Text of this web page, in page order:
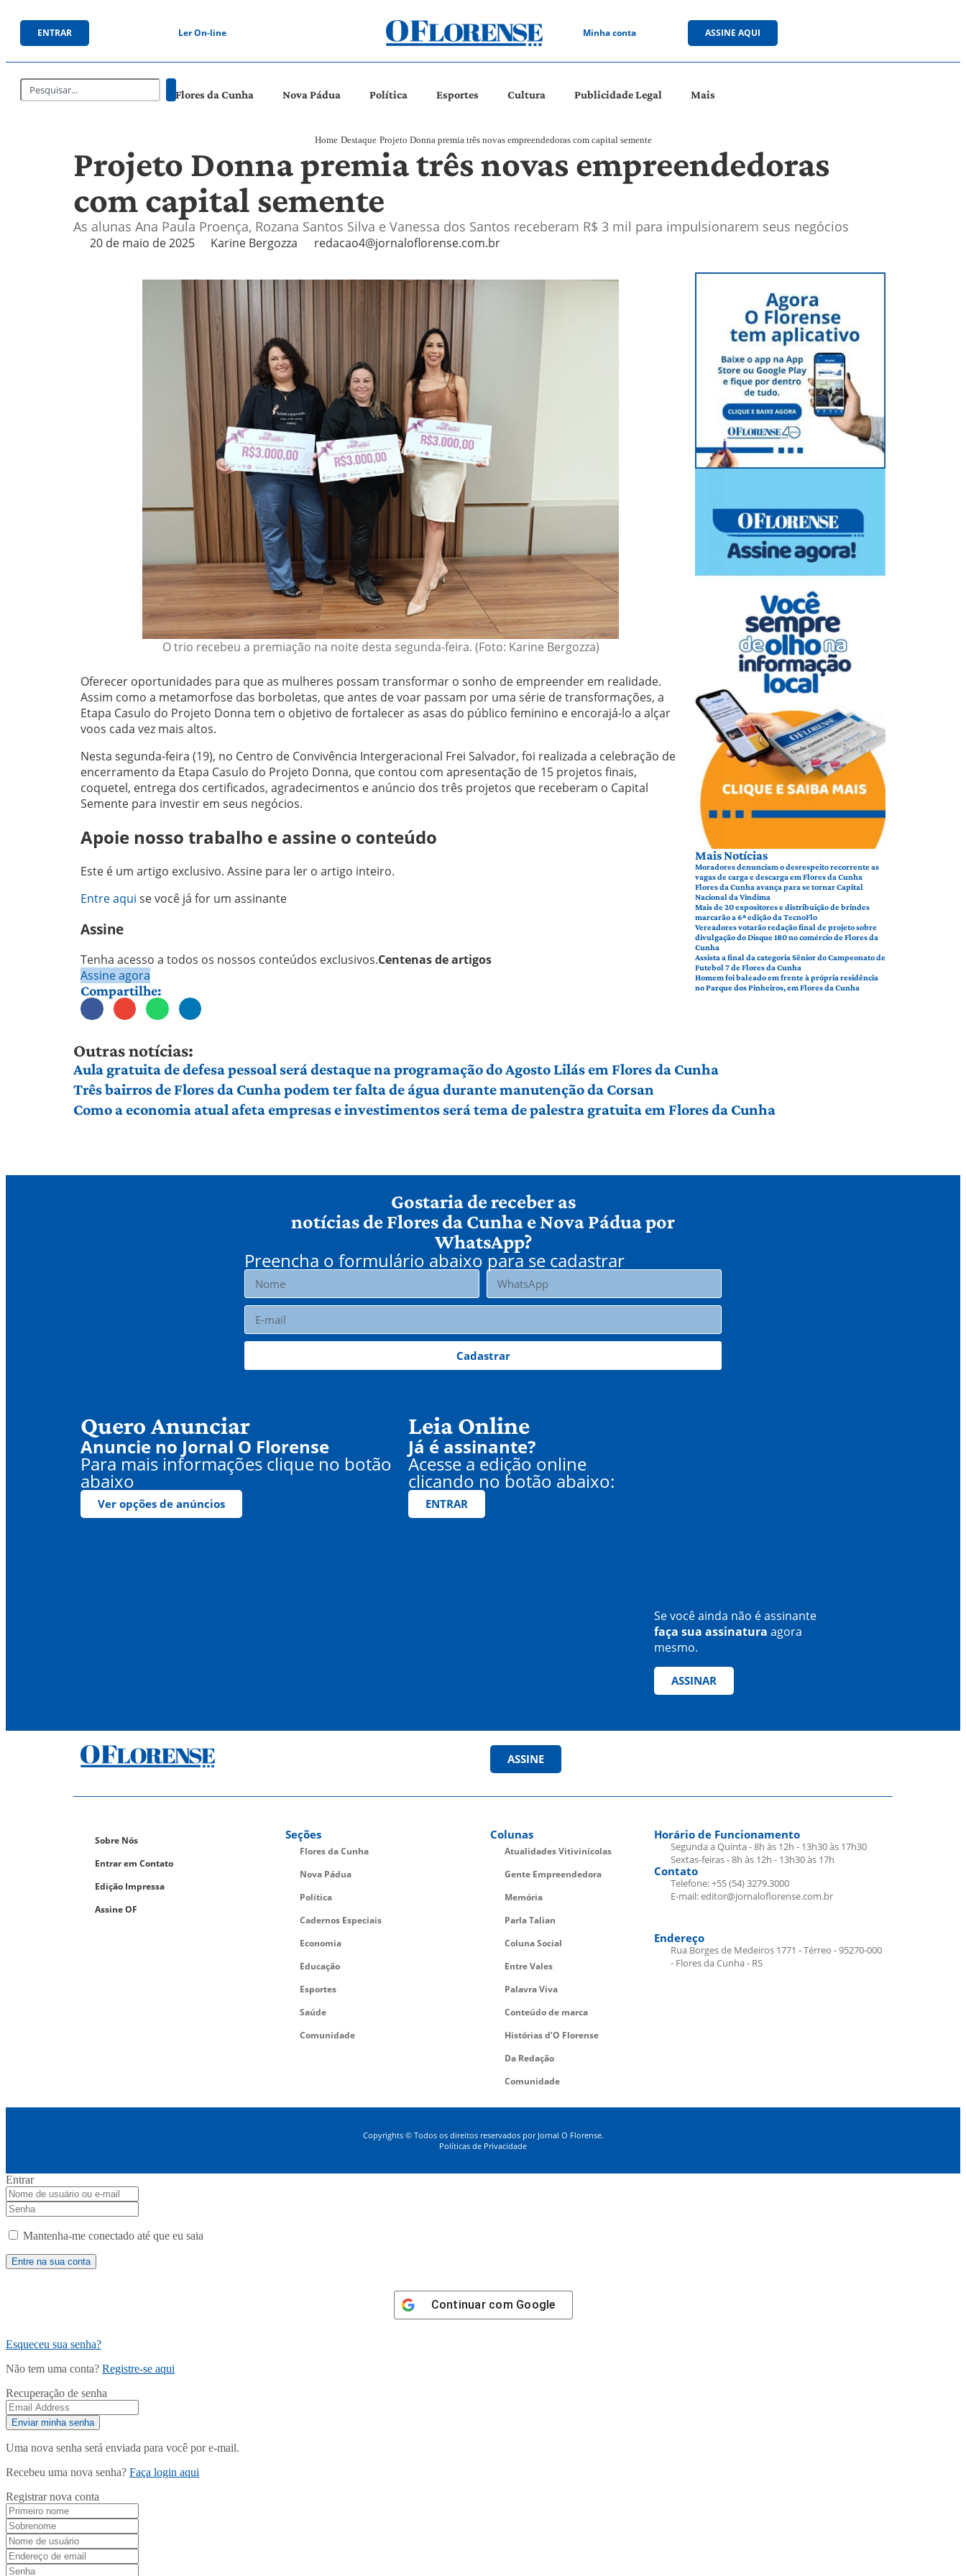
ENTRAR Ler On-line Minha conta ASSINE AQUI
Flores da Cunha Nova Pádua Política Esportes Cultura Publicidade Legal Mais
Home Destaque Projeto Donna premia três novas empreendedoras com capital semente
Projeto Donna premia três novas empreendedoras
com capital semente
As alunas Ana Paula Proença, Rozana Santos Silva e Vanessa dos Santos receberam R$ 3 mil para impulsionarem seus negócios
20 de maio de 2025 Karine Bergozza redacao4@jornaloflorense.com.br
O trio recebeu a premiação na noite desta segunda-feira. (Foto: Karine Bergozza)
Oferecer oportunidades para que as mulheres possam transformar o sonho de empreender em realidade.
Assim como a metamorfose das borboletas, que antes de voar passam por uma série de transformações, a
Etapa Casulo do Projeto Donna tem o objetivo de fortalecer as asas do público feminino e encorajá-lo a alçar
voos cada vez mais altos.
Nesta segunda-feira (19), no Centro de Convivência Intergeracional Frei Salvador, foi realizada a celebração de
encerramento da Etapa Casulo do Projeto Donna, que contou com apresentação de 15 projetos finais,
coquetel, entrega dos certificados, agradecimentos e anúncio dos três projetos que receberam o Capital
Semente para investir em seus negócios.
Apoie nosso trabalho e assine o conteúdo
Este é um artigo exclusivo. Assine para ler o artigo inteiro.
Entre aqui se você já for um assinante
Assine
Tenha acesso a todos os nossos conteúdos exclusivos.Centenas de artigos
Assine agora
Compartilhe:
Mais Notícias
Moradores denunciam o desrespeito recorrente as
vagas de carga e descarga em Flores da Cunha
Flores da Cunha avança para se tornar Capital
Nacional da Vindima
Mais de 20 expositores e distribuição de brindes
marcarão a 6ª edição da TecnoFlo
Vereadores votarão redação final de projeto sobre
divulgação do Disque 180 no comércio de Flores da
Cunha
Assista a final da categoria Sênior do Campeonato de
Futebol 7 de Flores da Cunha
Homem foi baleado em frente à própria residência
no Parque dos Pinheiros, em Flores da Cunha
Outras notícias:
Aula gratuita de defesa pessoal será destaque na programação do Agosto Lilás em Flores da Cunha
Três bairros de Flores da Cunha podem ter falta de água durante manutenção da Corsan
Como a economia atual afeta empresas e investimentos será tema de palestra gratuita em Flores da Cunha
Gostaria de receber as
notícias de Flores da Cunha e Nova Pádua por
WhatsApp?
Preencha o formulário abaixo para se cadastrar
Cadastrar
Quero Anunciar
Anuncie no Jornal O Florense
Para mais informações clique no botão
abaixo
Ver opções de anúncios
Leia Online
Já é assinante?
Acesse a edição online
clicando no botão abaixo:
ENTRAR
Se você ainda não é assinante
faça sua assinatura agora
mesmo.
ASSINAR
ASSINE
Sobre Nós
Entrar em Contato
Edição Impressa
Assine OF
Seções
Flores da Cunha
Nova Pádua
Política
Cadernos Especiais
Economia
Educação
Esportes
Saúde
Comunidade
Colunas
Atualidades Vitivinícolas
Gente Empreendedora
Memória
Parla Talian
Coluna Social
Entre Vales
Palavra Viva
Conteúdo de marca
Histórias d’O Florense
Da Redação
Comunidade
Horário de Funcionamento
Segunda a Quinta - 8h às 12h - 13h30 às 17h30
Sextas-feiras - 8h às 12h - 13h30 às 17h
Contato
Telefone: +55 (54) 3279.3000
E-mail: editor@jornaloflorense.com.br
Endereço
Rua Borges de Medeiros 1771 - Térreo - 95270-000
- Flores da Cunha - RS
Copyrights © Todos os direitos reservados por Jornal O Florense.
Políticas de Privacidade
Entrar
Mantenha-me conectado até que eu saia
Continuar com Google
Esqueceu sua senha?
Não tem uma conta? Registre-se aqui
Recuperação de senha
Uma nova senha será enviada para você por e-mail.
Recebeu uma nova senha? Faça login aqui
Registrar nova conta